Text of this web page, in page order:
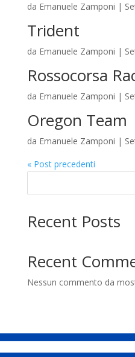
Il
La
I
Fund
da Emanuele Zamponi |
Trident
da Emanuele Zamponi |
Rossocorsa
da Emanuele Zamponi |
Oregon Team
da Emanuele Zamponi |
« Post precedenti
Recent Posts
Recent
Nessun commento da